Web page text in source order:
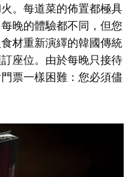
。每道菜的佈置都極具
晚的體驗都不同，但您
材重新演繹的韓國傳統
座位。由於每晚只接待
票一樣困難：您必須儘